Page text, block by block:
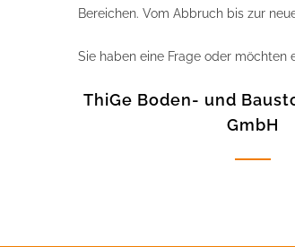
Bereichen. Vom Abbruch bis zur
Sie haben eine Frage oder möchten
ThiGe Boden- und
GmbH